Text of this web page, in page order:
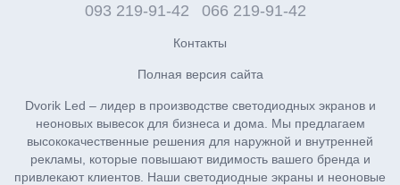
093 219-91-42 066 219-91-42
Контакты
Полная версия сайта
Dvorik Led – лидер в производстве светодиодных экранов и
неоновых вывесок для бизнеса и дома. Мы предлагаем
высококачественные решения для наружной и внутренней
рекламы, которые повышают видимость вашего бренда и
привлекают клиентов. Наши светодиодные экраны и неоновые